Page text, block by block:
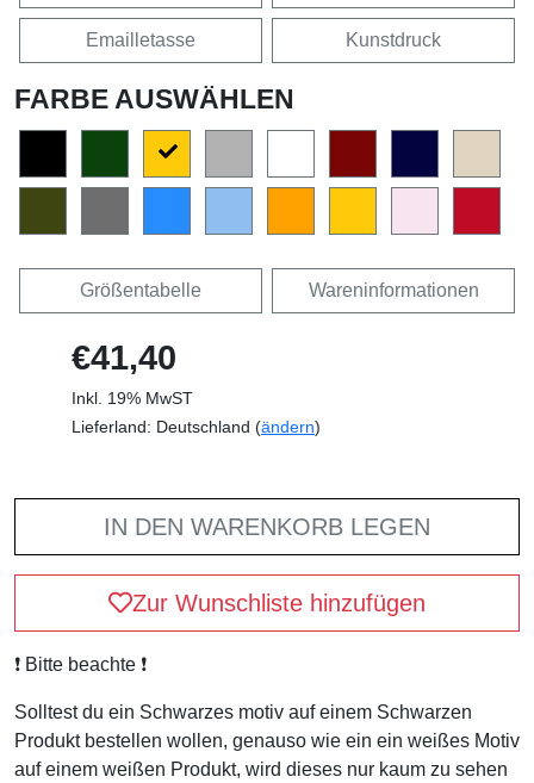
Emailletasse Kunstdruck
FARBE AUSWÄHLEN
Größentabelle Wareninformationen
€41,40
Inkl. 19% MwST
Lieferland: Deutschland (ändern)
IN DEN WARENKORB LEGEN
Zur Wunschliste hinzufügen
❗️ Bitte beachte ❗️
Solltest du ein Schwarzes motiv auf einem Schwarzen
Produkt bestellen wollen, genauso wie ein ein weißes Motiv
auf einem weißen Produkt, wird dieses nur kaum zu sehen